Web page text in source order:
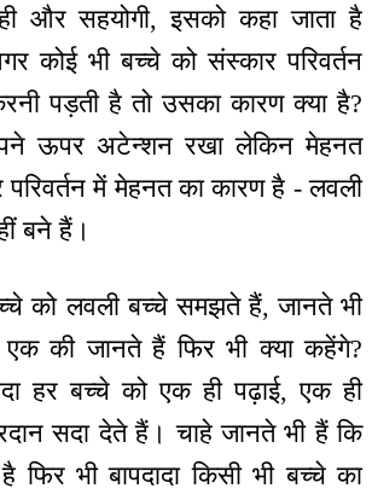
और सहयोगी, इसको कहा जाता है
कोई भी बच्चे को संस्कार परिवर्तन
पड़ती है तो उसका कारण क्या है?
ऊपर अटेन्शन रखा लेकिन मेहनत
में मेहनत का कारण है - लवली
बने हैं।
को लवली बच्चे समझते हैं, जानते भी
एक की जानते हैं फिर भी क्या कहेंगे?
हर बच्चे को एक ही पढ़ाई, एक ही
सदा देते हैं। चाहे जानते भी हैं कि
फिर भी बापदादा किसी भी बच्चे का